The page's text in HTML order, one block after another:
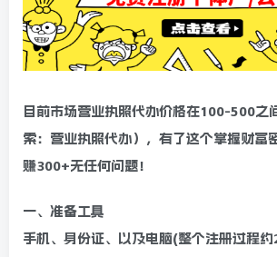
目前市场营业执照代办价格在100-500之
索：营业执照代办），有了这个掌握财富
赚300+无任何问题！
一、准备工具
手机、身份证、以及电脑(整个注册过程